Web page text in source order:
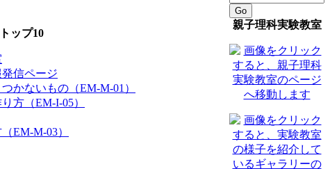
ップ10
信ページ
かないもの（EM-M-01）
方（EM-I-05）
EM-M-03）
Go
親子理科実験教室